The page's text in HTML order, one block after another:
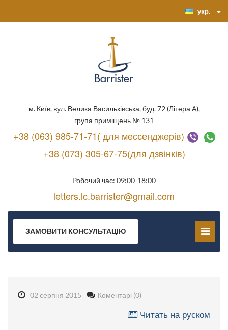
укр.
м. Київ, вул. Велика Васильківська, буд. 72 (Літера А),
група приміщень № 131
+38 (063) 985-71-71( для мессенджерів)
+38 (073) 305-67-75(для дзвінків)
Робочий час: 09:00-18:00
letters.lc.barrister@gmail.com
ЗАМОВИТИ КОНСУЛЬТАЦІЮ
02 серпня 2015 Коментарі (0)
Читать на руском